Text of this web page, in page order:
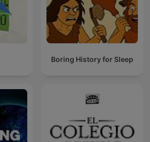
Boring History for Sleep